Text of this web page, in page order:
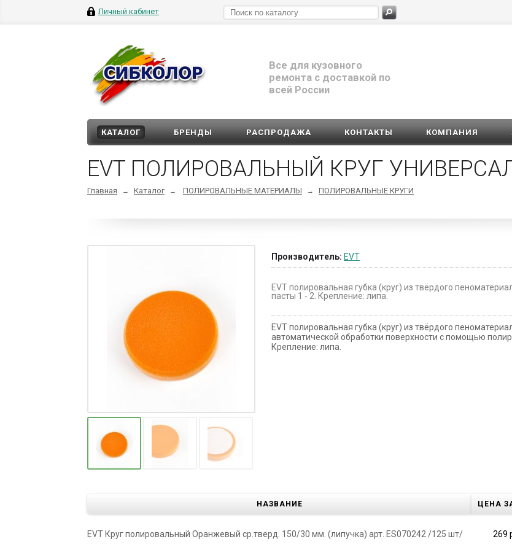
Личный кабинет
Все для кузовного
ремонта с доставкой по
всей России
КАТАЛОГ БРЕНДЫ РАСПРОДАЖА КОНТАКТЫ КОМПАНИЯ
EVT ПОЛИРОВАЛЬНЫЙ КРУГ
Главная → Каталог → ПОЛИРОВАЛЬНЫЕ МАТЕРИАЛЫ → ПОЛИРОВАЛЬНЫЕ КРУГИ
Производитель: EVT
EVT полировальная губка (круг) из твёрдого
пасты 1 - 2. Крепление: липа.
EVT полировальная губка (круг) из твёрдого
автоматической обработки поверхности с помощью
Крепление: липа.
НАЗВАНИЕ ЦЕНА
EVT Круг полировальный Оранжевый ср.тверд. 150/30 мм. (липучка) арт. ES070242 /125 шт/ 269